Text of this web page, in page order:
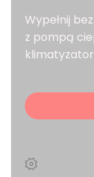
Wypełnij
z pompą